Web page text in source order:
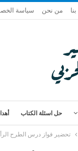
من نحن سياسة
حل اسئلة الكتاب
تحضير فواز درس الطرح